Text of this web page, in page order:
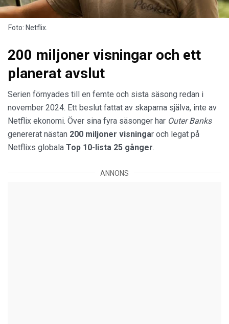
Foto: Netflix.
200 miljoner visningar och ett
planerat avslut
Serien förnyades till en femte och sista säsong redan i
november 2024. Ett beslut fattat av skaparna själva, inte av
Netflix ekonomi. Över sina fyra säsonger har Outer Banks
genererat nästan 200 miljoner visningar och legat på
Netflixs globala Top 10-lista 25 gånger.
ANNONS